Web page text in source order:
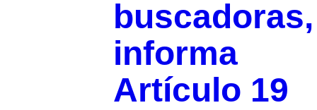
buscadoras,
informa
Artículo 19